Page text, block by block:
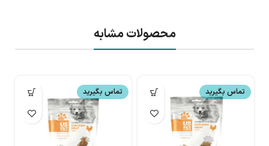
محصولات مشابه
تماس بگیرید تماس بگیرید